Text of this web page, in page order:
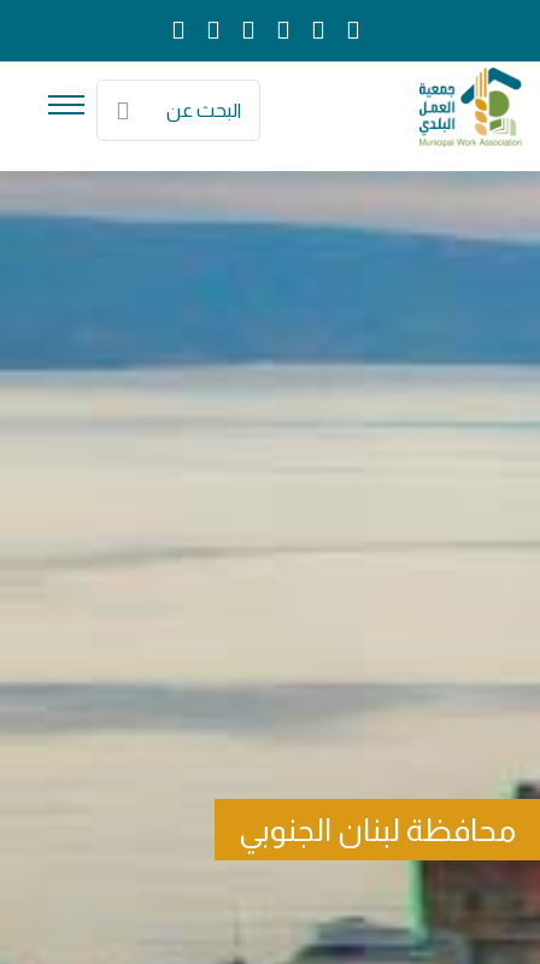
البحث عن
محافظة لبنان الجنوبي